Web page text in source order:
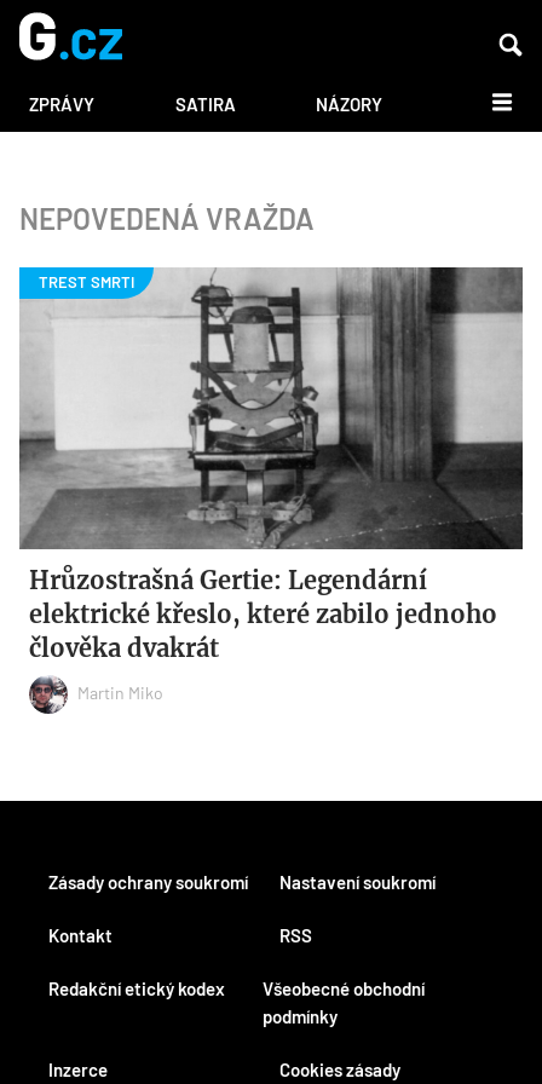
ZPRÁVY SATIRA NÁZORY DALŠÍ
NEPOVEDENÁ VRAŽDA
Hrůzostrašná Gertie: Legendární
elektrické křeslo, které zabilo jednoho
člověka dvakrát
Martin Miko
Kontakt
Redakční etický kodex
Inzerce
RSS
Všeobecné obchodní
podmínky
Cookies zásady
Zásady ochrany soukromí Nastavení soukromí